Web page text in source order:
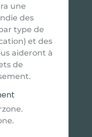
une
des
type de
et des
aideront à
de